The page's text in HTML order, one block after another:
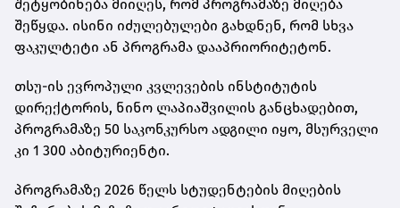
შეტყობინება მიიღეს, რომ პროგრამაზე მიღება
შეწყდა. ისინი იძულებულები გახდნენ, რომ სხვა
ფაკულტეტი ან პროგრამა დააპრიორიტეტონ.
თსუ-ის ევროპული კვლევების ინსტიტუტის
დირექტორის, ნინო ლაპიაშვილის განცხადებით,
პროგრამაზე 50 საკონკურსო ადგილი იყო, მსურველი
კი 1 300 აბიტურიენტი.
პროგრამაზე 2026 წელს სტუდენტების მიღების